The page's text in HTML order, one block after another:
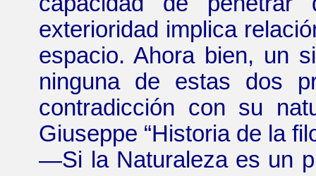
exterioridad implica
espacio. Ahora bien, un
ninguna de estas dos
contradicción con su
Giuseppe “Historia de la
—Si la Naturaleza es un